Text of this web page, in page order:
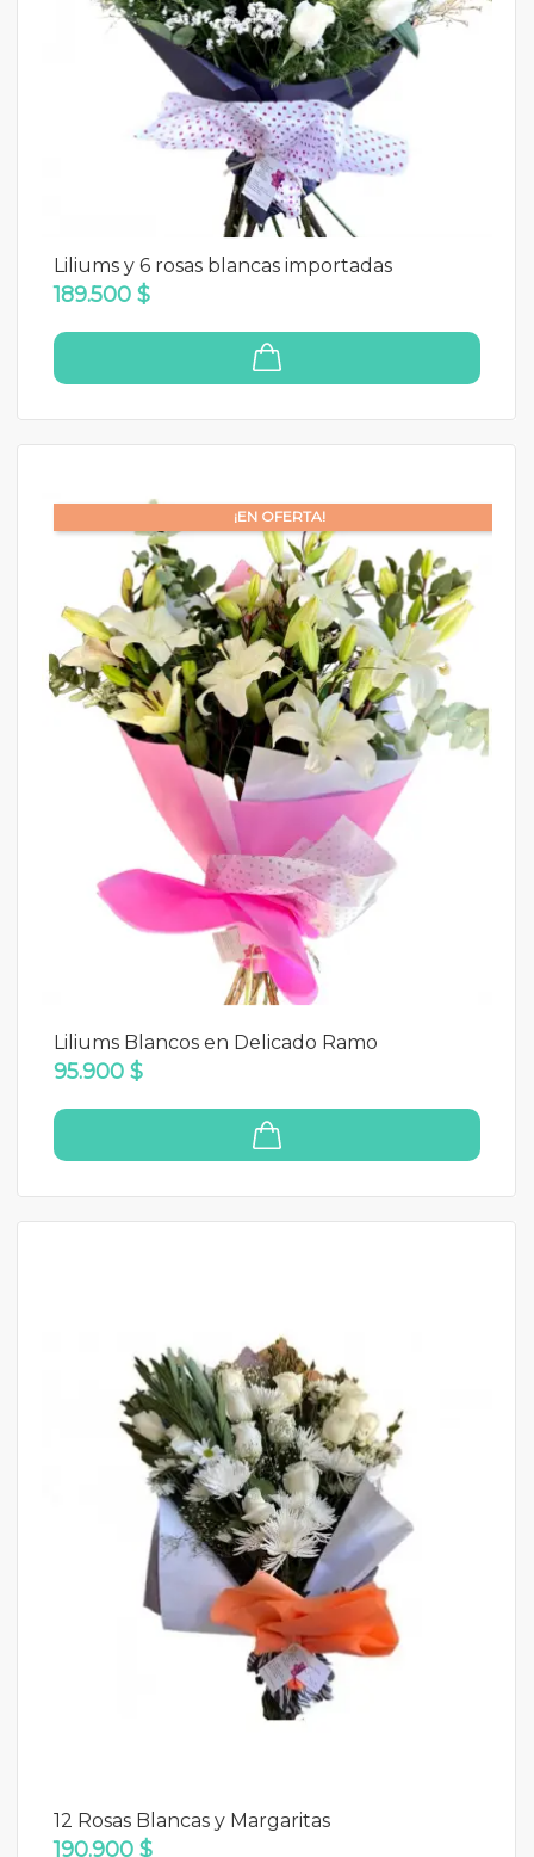
Liliums y 6 rosas blancas importadas
189.500 $
¡EN OFERTA!
Liliums Blancos en Delicado Ramo
95.900 $
12 Rosas Blancas y Margaritas
190.900 $